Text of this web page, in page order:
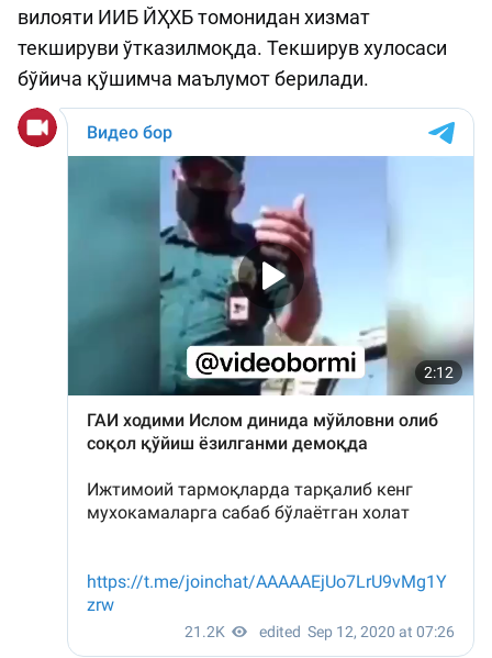
вилояти ИИБ ЙҲХБ томонидан хизмат
текшируви ўтказилмоқда. Текширув хулосаси
бўйича қўшимча маълумот берилади.